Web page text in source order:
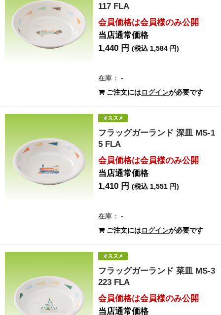
117 FLA
会員価格は会員様のみ公開
当店通常価格
1,440 円(税込 1,584 円)
在庫： -
ご注文にはログインが必要です
フラッグガーランド 深皿 MS-1
5 FLA
会員価格は会員様のみ公開
当店通常価格
1,410 円(税込 1,551 円)
在庫： -
ご注文にはログインが必要です
フラッグガーランド 菜皿 MS-3
223 FLA
会員価格は会員様のみ公開
当店通常価格